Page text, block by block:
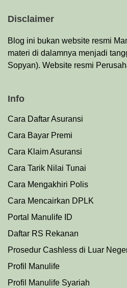
Disclaimer
Blog ini bukan website resmi
materi di dalamnya menjadi
Sopyan). Website resmi
Info
Cara Daftar Asuransi
Cara Bayar Premi
Cara Klaim Asuransi
Cara Tarik Nilai Tunai
Cara Mengakhiri Polis
Cara Mencairkan DPLK
Portal Manulife ID
Daftar RS Rekanan
Prosedur Cashless di Luar
Profil Manulife
Profil Manulife Syariah